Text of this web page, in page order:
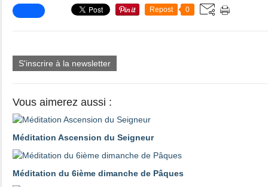
Repost 0
S'inscrire à la newsletter
Vous aimerez aussi :
Méditation Ascension du Seigneur
Méditation du 6ième dimanche de Pâques